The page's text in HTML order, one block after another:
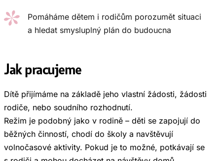
Pomáháme dětem i rodičům porozumět situaci
a hledat smysluplný plán do budoucna
Jak pracujeme
Dítě přijímáme na základě jeho vlastní žádosti, žádosti
rodiče, nebo soudního rozhodnutí.
Režim je podobný jako v rodině – děti se zapojují do
běžných činností, chodí do školy a navštěvují
volnočasové aktivity. Pokud je to možné, potkávají se